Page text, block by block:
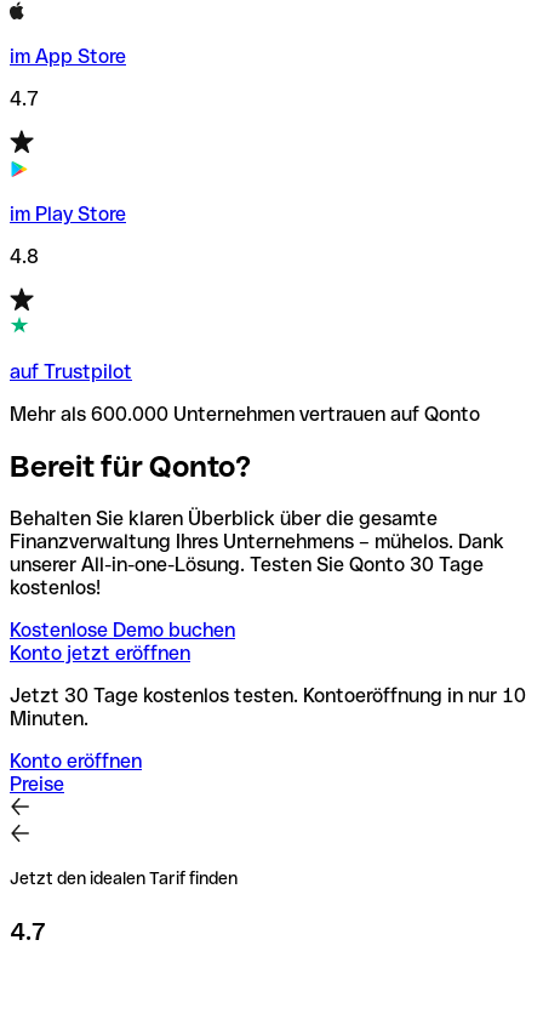
im App Store
4.7
im Play Store
4.8
auf Trustpilot
Mehr als 600.000 Unternehmen vertrauen auf Qonto
Bereit für Qonto?
Behalten Sie klaren Überblick über die gesamte
Finanzverwaltung Ihres Unternehmens – mühelos. Dank
unserer All-in-one-Lösung. Testen Sie Qonto 30 Tage
kostenlos!
Kostenlose Demo buchen
Konto jetzt eröffnen
Jetzt 30 Tage kostenlos testen. Kontoeröffnung in nur 10
Minuten.
Konto eröffnen
Preise
Jetzt den idealen Tarif finden
4.7